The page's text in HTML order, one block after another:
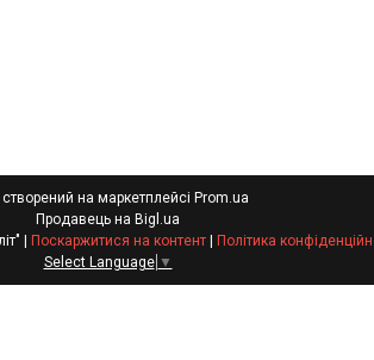
на маркетплейсі Prom.ua
Продавець на Bigl.ua
Ветеринарна аптека "Айболіт" | Поскаржитися на контент | Політика
Select Language ▼